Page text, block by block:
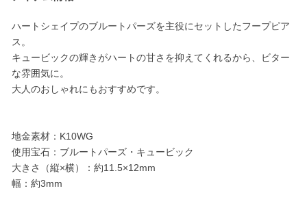
ハートシェイプのブルートパーズを主役にセットしたフープピア
ス。
キュービックの輝きがハートの甘さを抑えてくれるから、ビター
な雰囲気に。
大人のおしゃれにもおすすめです。
地金素材：K10WG
使用宝石：ブルートパーズ・キュービック
大きさ（縦×横）：約11.5×12mm
幅：約3mm